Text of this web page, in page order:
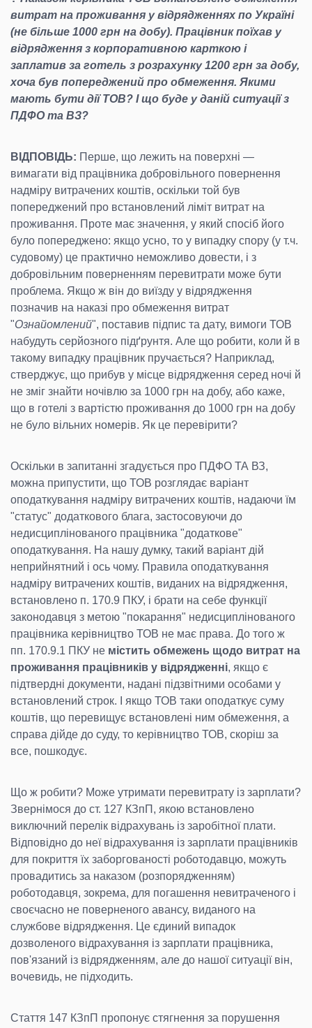
витрат на проживання у відрядженнях по Україні
(не більше 1000 грн на добу). Працівник поїхав у
відрядження з корпоративною карткою і
заплатив за готель з розрахунку 1200 грн за добу,
хоча був попереджений про обмеження. Якими
мають бути дії ТОВ? І що буде у даній ситуації з
ПДФО та ВЗ?
ВІДПОВІДЬ: Перше, що лежить на поверхні —
вимагати від працівника добровільного повернення
надміру витрачених коштів, оскільки той був
попереджений про встановлений ліміт витрат на
проживання. Проте має значення, у який спосіб його
було попереджено: якщо усно, то у випадку спору (у т.ч.
судовому) це практично неможливо довести, і з
добровільним поверненням перевитрати може бути
проблема. Якщо ж він до виїзду у відрядження
позначив на наказі про обмеження витрат
"Ознайомлений", поставив підпис та дату, вимоги ТОВ
набудуть серйозного підґрунтя. Але що робити, коли й в
такому випадку працівник пручається? Наприклад,
стверджує, що прибув у місце відрядження серед ночі й
не зміг знайти ночівлю за 1000 грн на добу, або каже,
що в готелі з вартістю проживання до 1000 грн на добу
не було вільних номерів. Як це перевірити?
Оскільки в запитанні згадується про ПДФО ТА ВЗ,
можна припустити, що ТОВ розглядає варіант
оподаткування надміру витрачених коштів, надаючи їм
"статус" додаткового блага, застосовуючи до
недисциплінованого працівника "додаткове"
оподаткування. На нашу думку, такий варіант дій
неприйнятний і ось чому. Правила оподаткування
надміру витрачених коштів, виданих на відрядження,
встановлено п. 170.9 ПКУ, і брати на себе функції
законодавця з метою "покарання" недисциплінованого
працівника керівництво ТОВ не має права. До того ж
пп. 170.9.1 ПКУ не містить обмежень щодо витрат на
проживання працівників у відрядженні, якщо є
підтвердні документи, надані підзвітними особами у
встановлений строк. І якщо ТОВ таки оподаткує суму
коштів, що перевищує встановлені ним обмеження, а
справа дійде до суду, то керівництво ТОВ, скоріш за
все, пошкодує.
Що ж робити? Може утримати перевитрату із зарплати?
Звернімося до ст. 127 КЗпП, якою встановлено
виключний перелік відрахувань із заробітної плати.
Відповідно до неї відрахування із зарплати працівників
для покриття їх заборгованості роботодавцю, можуть
провадитись за наказом (розпорядженням)
роботодавця, зокрема, для погашення невитраченого і
своєчасно не поверненого авансу, виданого на
службове відрядження. Це єдиний випадок
дозволеного відрахування із зарплати працівника,
пов'язаний із відрядженням, але до нашої ситуації він,
вочевидь, не підходить.
Стаття 147 КЗпП пропонує стягнення за порушення